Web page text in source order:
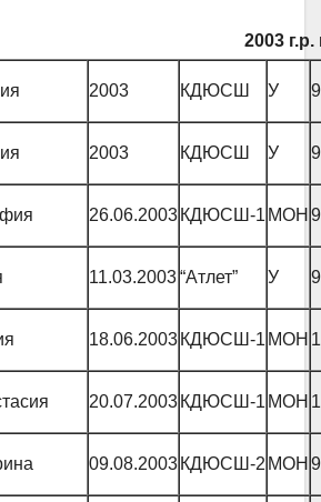
2003
2003 КДЮСШ У
2003 КДЮСШ У
26.06.2003 КДЮСШ-1 МОН
11.03.2003“Атлет” У
18.06.2003 КДЮСШ-1 МОН
20.07.2003 КДЮСШ-1 МОН
09.08.2003 КДЮСШ-2 МОН